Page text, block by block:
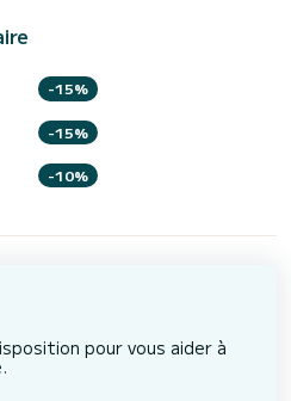
-15%
-15%
-10%
pour vous aider à